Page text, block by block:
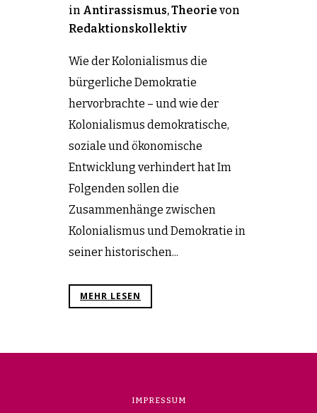
in Antirassismus,Theorie von
Redaktionskollektiv
Wie der Kolonialismus die
bürgerliche Demokratie
hervorbrachte – und wie der
Kolonialismus demokratische,
soziale und ökonomische
Entwicklung verhindert hat Im
Folgenden sollen die
Zusammenhänge zwischen
Kolonialismus und Demokratie in
seiner historischen...
MEHR LESEN
IMPRESSUM